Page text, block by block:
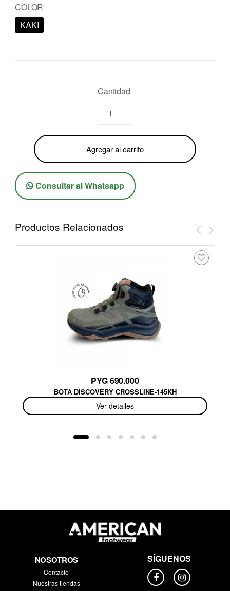
COLOR
KAKI
Cantidad
Agregar al carrito
Consultar al Whatsapp
Productos Relacionados
PYG 690.000
BOTA DISCOVERY CROSSLINE-145KH
Ver detalles
NOSOTROS
Contacto
Nuestras tiendas
SÍGUENOS